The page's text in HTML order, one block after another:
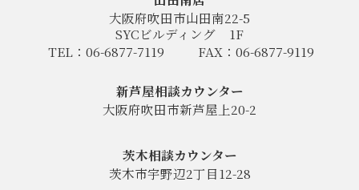
大阪府吹田市山田南22-5
SYCビルディング
1F
TEL：06-6877-7119
FAX：06-6877-9119
新芦屋相談カウンター
大阪府吹田市新芦屋上20-2
茨木相談カウンター
茨木市宇野辺2丁目12-28